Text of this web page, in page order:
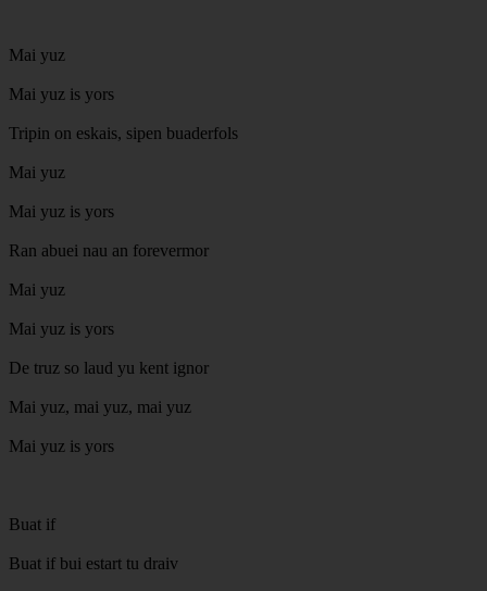
Mai yuz
Mai yuz is yors
Tripin on eskais, sipen buaderfols
Mai yuz
Mai yuz is yors
Ran abuei nau an forevermor
Mai yuz
Mai yuz is yors
De truz so laud yu kent ignor
Mai yuz, mai yuz, mai yuz
Mai yuz is yors
Buat if
Buat if bui estart tu draiv